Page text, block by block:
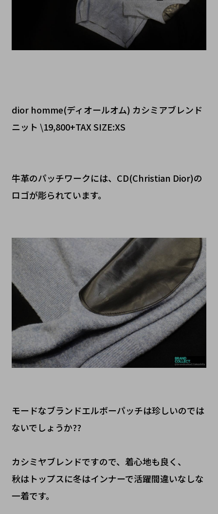
dior homme(ディオールオム) カシミアブレンド
ニット \19,800+TAX SIZE:XS
牛革のパッチワークには、CD(Christian Dior)の
ロゴが彫られています。
モードなブランドエルボーパッチは珍しいのでは
ないでしょうか??
カシミヤブレンドですので、着心地も良く、
秋はトップスに冬はインナーで活躍間違いなしな
一着です。